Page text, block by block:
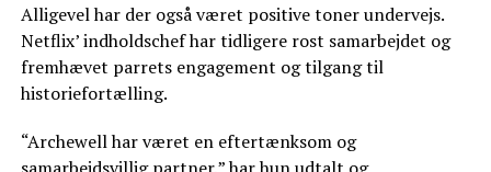
Alligevel har der også været positive toner undervejs.
Netflix’ indholdschef har tidligere rost samarbejdet og
fremhævet parrets engagement og tilgang til
historiefortælling.
“Archewell har været en eftertænksom og